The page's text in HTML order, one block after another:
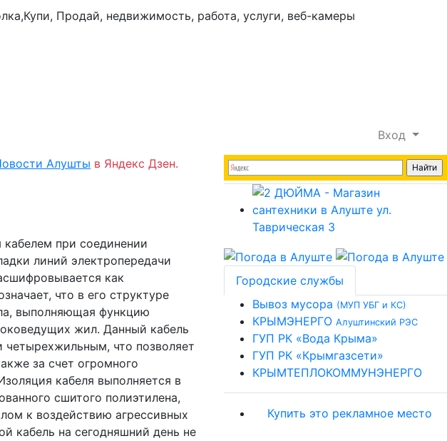
Вход
Алушты в Яндекс Дзен.
при соединении
линий электропередачи
как
что в его структуре
выполняющая функцию
жил. Данный кабель
что позволяет
за счет огромного
кабеля выполняется в
сшитого полиэтилена,
к воздействию агрессивных
кабель на сегодняшний день не
Городские службы
Вывоз мусора (МУП УБГ и КС)
КРЫМЭНЕРГО Алуштинский РЭС
ГУП РК «Вода Крыма»
ГУП РК «Крымгазсети»
КРЫМТЕПЛОКОММУНЭНЕРГО
Купить это рекламное место